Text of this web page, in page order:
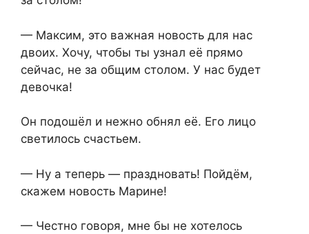
— Максим, это важная новость для нас
двоих. Хочу, чтобы ты узнал её прямо
сейчас, не за общим столом. У нас будет
девочка!
Он подошёл и нежно обнял её. Его лицо
светилось счастьем.
— Ну а теперь — праздновать! Пойдём,
скажем новость Марине!
— Честно говоря, мне бы не хотелось